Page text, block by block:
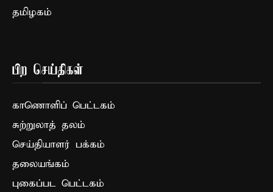
தமிழகம்
பிற செய்திகள்
காணொளிப் பெட்டகம்
சுற்றுலாத் தலம்
செய்தியாளர் பக்கம்
தலையங்கம்
புகைப்பட பெட்டகம்